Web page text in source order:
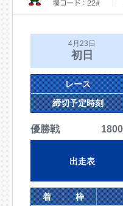
4月23日
初日
レース
締切予定時刻
優勝戦
出走表
着 枠